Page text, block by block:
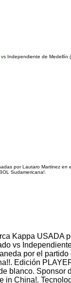
vs Independiente de Medellín
por Lautaro Martinez en
Sudamericana!.